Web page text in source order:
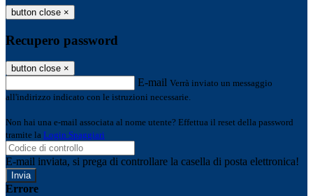
button close ×
Recupero password
button close ×
E-mail Verrà inviato un messaggio
all'indirizzo indicato con le istruzioni necessarie.
Non hai una e-mail associata al nome utente? Effettua il reset della password
tramite la Login Spaggiari
E-mail inviata, si prega di controllare la casella di posta elettronica!
Errore